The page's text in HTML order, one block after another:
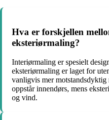
Hva er forskjellen
eksteriørmaling?
Interiørmaling er spesielt
eksteriørmaling er laget for
vanligvis mer
oppstår innendørs, mens
og vind.